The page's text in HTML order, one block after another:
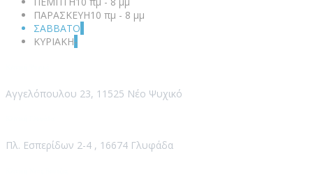
ΠΑΡΑΣΚΕΥΗ10 πμ - 8 μμ
ΣΑΒΒΑΤΟ
ΚΥΡΙΑΚΗ-
Αγγελόπουλου 23, 11525 Νέο Ψυχικό
Πλ. Εσπερίδων 2-4 , 16674 Γλυφάδα